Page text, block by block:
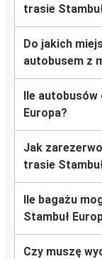
trasie
Do jakich
autobusem z
Ile
Europa?
Jak
trasie
Ile bagażu
Stambuł
Czy muszę